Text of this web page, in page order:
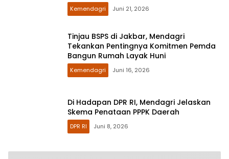
Kemendagri Juni 21, 2026
Tinjau BSPS di Jakbar, Mendagri
Tekankan Pentingnya Komitmen Pemda
Bangun Rumah Layak Huni
Kemendagri Juni 16, 2026
Di Hadapan DPR RI, Mendagri Jelaskan
Skema Penataan PPPK Daerah
DPR RI Juni 8, 2026